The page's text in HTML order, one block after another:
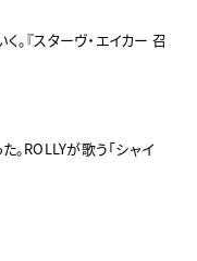
。『スターヴ・エイカー 召
。ROLLYが歌う「シャイ